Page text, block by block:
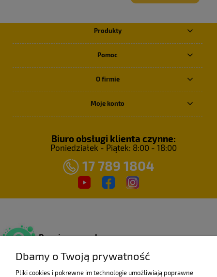
Produkty
Pomoc
O firmie
Moje konto
Biuro obsługi klienta czynne:
Poniedziałek - Piątek: 8:00 - 18:00
17 789 1804
Bezpieczne zakupy
Dbamy o Twoją prywatność
Pliki cookies i pokrewne im technologie umożliwiają poprawne